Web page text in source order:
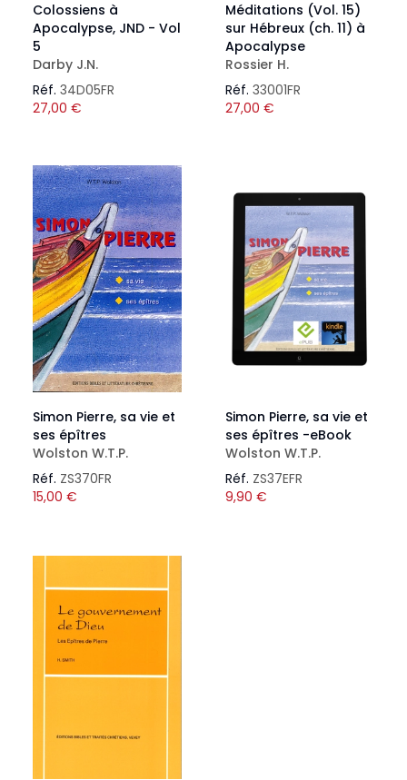
Colossiens à
Apocalypse, JND - Vol
5
Darby J.N.
Réf. 34D05FR
27,00 €
Méditations (Vol. 15)
sur Hébreux (ch. 11) à
Apocalypse
Rossier H.
Réf. 33001FR
27,00 €
Simon Pierre, sa vie et
ses épîtres
Wolston W.T.P.
Réf. ZS370FR
15,00 €
Simon Pierre, sa vie et
ses épîtres -eBook
Wolston W.T.P.
Réf. ZS37EFR
9,90 €